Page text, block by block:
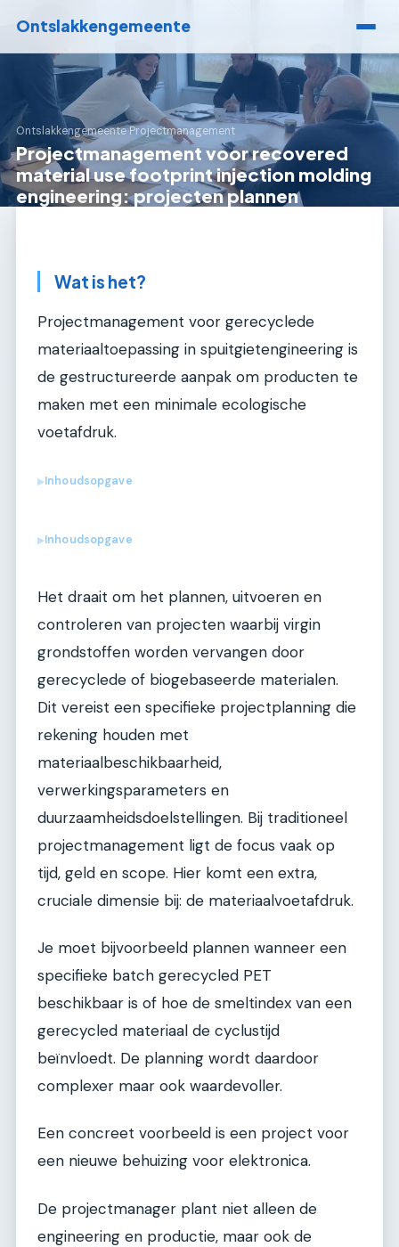
Ontslakkengemeente
Ontslakkengemeente›Projectmanagement
Projectmanagement voor recovered
material use footprint injection molding
engineering: projecten plannen
Wat is het?
Projectmanagement voor gerecyclede
materiaaltoepassing in spuitgietengineering is
de gestructureerde aanpak om producten te
maken met een minimale ecologische
voetafdruk.
▶Inhoudsopgave
▶Inhoudsopgave
Het draait om het plannen, uitvoeren en
controleren van projecten waarbij virgin
grondstoffen worden vervangen door
gerecyclede of biogebaseerde materialen.
Dit vereist een specifieke projectplanning die
rekening houden met
materiaalbeschikbaarheid,
verwerkingsparameters en
duurzaamheidsdoelstellingen. Bij traditioneel
projectmanagement ligt de focus vaak op
tijd, geld en scope. Hier komt een extra,
cruciale dimensie bij: de materiaalvoetafdruk.
Je moet bijvoorbeeld plannen wanneer een
specifieke batch gerecycled PET
beschikbaar is of hoe de smeltindex van een
gerecycled materiaal de cyclustijd
beïnvloedt. De planning wordt daardoor
complexer maar ook waardevoller.
Een concreet voorbeeld is een project voor
een nieuwe behuizing voor elektronica.
De projectmanager plant niet alleen de
engineering en productie, maar ook de